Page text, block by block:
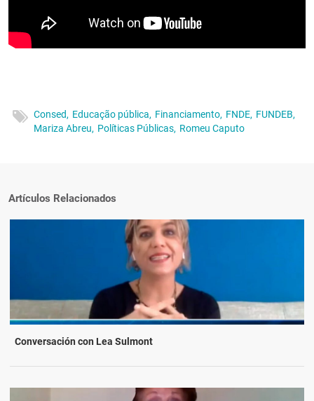
Consed, Educação pública, Financiamento, FNDE, FUNDEB,
Mariza Abreu, Políticas Públicas, Romeu Caputo
Artículos Relacionados
Conversación con Lea Sulmont